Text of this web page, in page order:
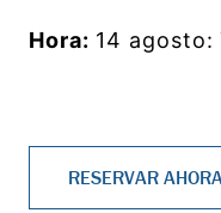
Hora: 14 agosto:
RESERVAR